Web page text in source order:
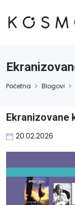
Početna Blogovi
Ekranizovane
20.02.2026